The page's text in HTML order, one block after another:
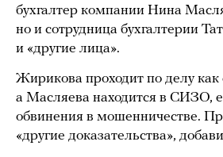
бухгалтер компании Нина
но и сотрудница бухгалтерии
и «другие лица».
Жирикова проходит по делу как
а Масляева находится в СИЗО,
обвинения в мошенничестве.
«другие доказательства»,